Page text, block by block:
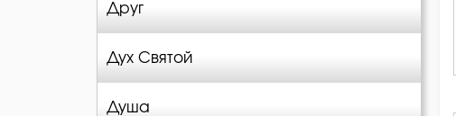
Друг
Дух Святой
Душа